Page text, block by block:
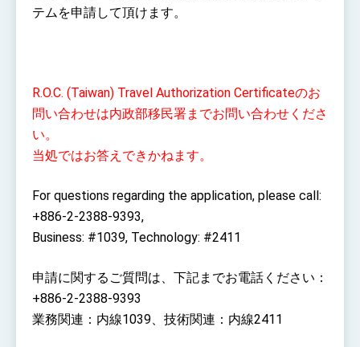
テムを申請して頂けます。
R.O.C. (Taiwan) Travel Authorization Certificateのお
問い合わせは内政部移民署までお問い合わせくださ
い。
当処ではお答えできかねます。
For questions regarding the application, please call:
+886-2-2388-9393,
Business: #1039, Technology: #2411
申請に関するご質問は、下記までお電話ください：
+886-2-2388-9393
業務関連：内線1039、技術関連：内線2411